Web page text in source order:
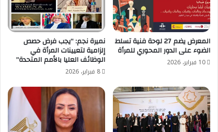
المعرض يضم 27 لوحة فنية تسلط
الضوء على الدور المحوري للمرأة
10 فبراير، 2026
نميرة نجم: “يجب فرض حصص
إلزامية لتعيينات المرأة في
الوظائف العليا بالأمم المتحدة”
8 فبراير، 2026